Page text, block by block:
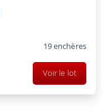
19enchères
Voir le lot